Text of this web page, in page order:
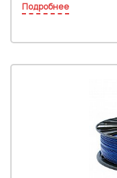
Подробнее